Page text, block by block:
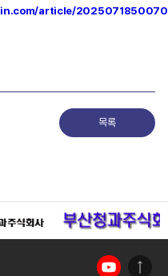
article/
목록